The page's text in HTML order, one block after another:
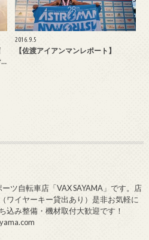
…
2016.9.5
【佐渡アイアンマンレポート】
ツ自転車店「VAX SAYAMA」です。店
ワイヤーキー貸出あり）是非お気軽に
込み整備・機材取付大歓迎です！